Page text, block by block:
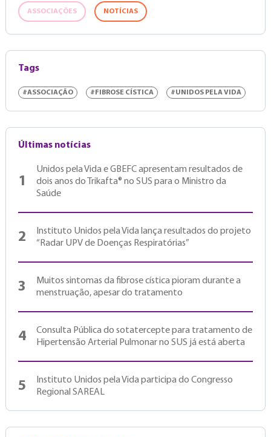
ASSOCIAÇÕES NOTÍCIAS
Tags
#ASSOCIAÇÃO #FIBROSE CÍSTICA #UNIDOS PELA VIDA
Últimas notícias
1
Unidos pela Vida e GBEFC apresentam resultados de
dois anos do Trikafta® no SUS para o Ministro da
Saúde
2
Instituto Unidos pela Vida lança resultados do projeto
“Radar UPV de Doenças Respiratórias”
3
Muitos sintomas da fibrose cística pioram durante a
menstruação, apesar do tratamento
4
Consulta Pública do sotatercepte para tratamento de
Hipertensão Arterial Pulmonar no SUS já está aberta
5
Instituto Unidos pela Vida participa do Congresso
Regional SAREAL